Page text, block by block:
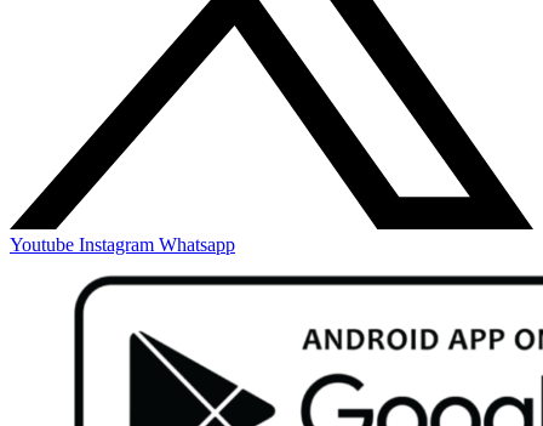
Youtube Instagram Whatsapp